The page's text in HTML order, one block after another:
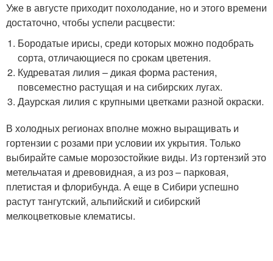
Уже в августе приходит похолодание, но и этого времени
достаточно, чтобы успели расцвести:
Бородатые ирисы, среди которых можно подобрать
сорта, отличающиеся по срокам цветения.
Кудреватая лилия – дикая форма растения,
повсеместно растущая и на сибирских лугах.
Даурская лилия с крупными цветками разной окраски.
В холодных регионах вполне можно выращивать и
гортензии с розами при условии их укрытия. Только
выбирайте самые морозостойкие виды. Из гортензий это
метельчатая и древовидная, а из роз – парковая,
плетистая и флорибунда. А еще в Сибири успешно
растут тангутский, альпийский и сибирский
мелкоцветковые клематисы.